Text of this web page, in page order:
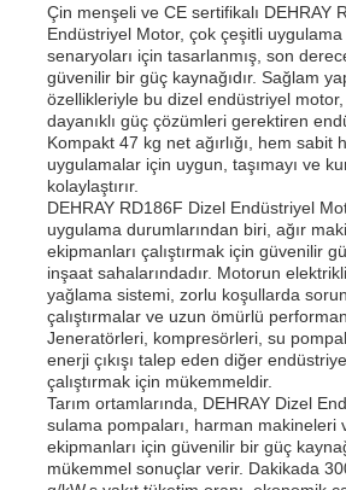
Çin menşeli ve CE sertifikalı DEHRAY
Endüstriyel Motor, çok çeşitli uygulama
senaryoları için tasarlanmış, son
güvenilir bir güç kaynağıdır. Sağlam
özellikleriyle bu dizel endüstriyel
dayanıklı güç çözümleri gerektiren
Kompakt 47 kg net ağırlığı, hem sabit
uygulamalar için uygun, taşımayı ve
kolaylaştırır.
DEHRAY RD186F Dizel Endüstriyel
uygulama durumlarından biri, ağır
ekipmanları çalıştırmak için güvenilir
inşaat sahalarındadır. Motorun
yağlama sistemi, zorlu koşullarda
çalıştırmalar ve uzun ömürlü
Jeneratörleri, kompresörleri, su
enerji çıkışı talep eden diğer
çalıştırmak için mükemmeldir.
Tarım ortamlarında, DEHRAY Dizel
sulama pompaları, harman makineleri
ekipmanları için güvenilir bir güç
mükemmel sonuçlar verir. Dakikada